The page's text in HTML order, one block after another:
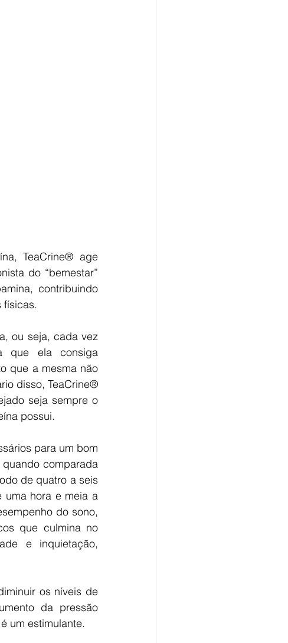
TeaCrine® age
do “bemestar”
contribuindo
físicas.
ou seja, cada vez
que ela consiga
que a mesma não
disso, TeaCrine®
seja sempre o
possui.
para um bom
comparada
de quatro a seis
uma hora e meia a
do sono,
que culmina no
e inquietação,
os níveis de
da pressão
um estimulante.